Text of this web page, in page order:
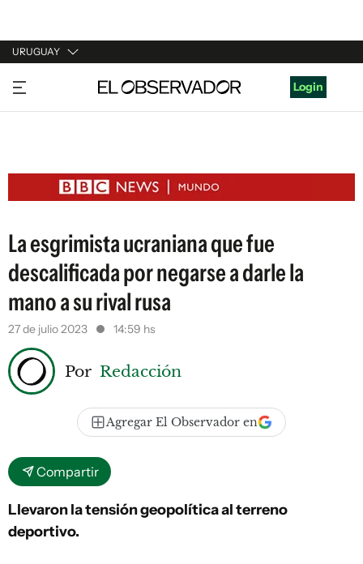
URUGUAY
URUGUAY
ARGENTINA
ESTADOS UNIDOS
Login
La esgrimista ucraniana que fue
descalificada por negarse a darle la
mano a su rival rusa
27 de julio 2023 14:59 hs
Por Redacción
Agregar El Observador en
Compartir
Llevaron la tensión geopolítica al terreno
deportivo.